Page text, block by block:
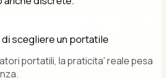
scegliere un portatile
portatili, la praticita' reale pesa